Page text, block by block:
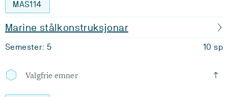
MAS114
Marine stålkonstruksjonar
Semester: 5 10 sp
Valgfrie emner